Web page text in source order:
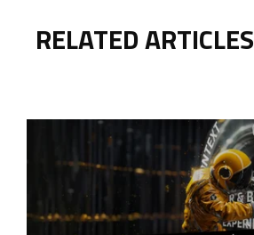
RELATED ARTICLES